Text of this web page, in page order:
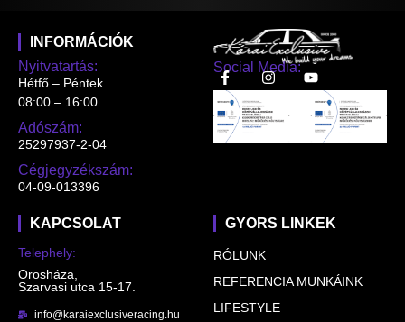
Social Media:
INFORMÁCIÓK
Nyitvatartás:
Hétfő – Péntek
08:00 – 16:00
Adószám:
25297937-2-04
Cégjegyzékszám:
04-09-013396
GYORS LINKEK
RÓLUNK
REFERENCIA MUNKÁINK
LIFESTYLE
KAPCSOLAT
Telephely:
Orosháza,
Szarvasi utca 15-17.
info@karaiexclusiveracing.hu